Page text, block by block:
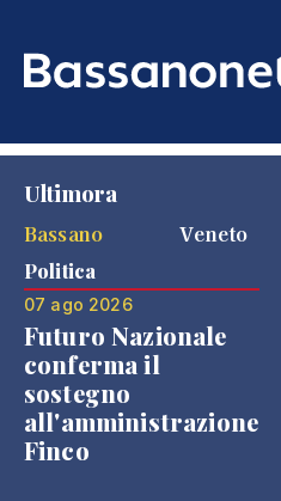
Ultimora
Bassano
Veneto
Politica
07 ago 2026
Futuro Nazionale
conferma il
sostegno
all'amministrazione
Finco